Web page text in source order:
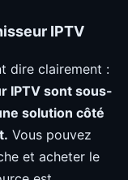
IPTV
dire clairement :
IPTV sont sous-
solution côté
Vous pouvez
et acheter le